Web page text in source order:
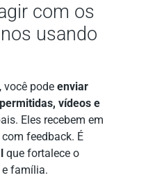
com os
usando
você pode enviar
vídeos e
Eles recebem em
feedback. É
que fortalece o
e família.